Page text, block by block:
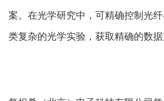
案。在光学研究中，可精确控制光
类复杂的光学实验，获取精确的数据